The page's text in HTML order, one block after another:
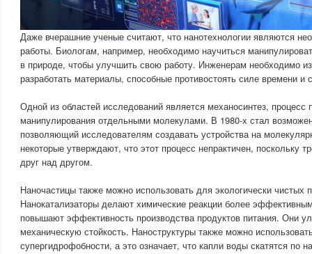
Даже вчерашние ученые считают, что нанотехнологии являются
работы. Биологам, например, необходимо научиться
в природе, чтобы улучшить свою работу. Инженерам необходимо
разработать материалы, способные противостоять силе времени и
Одной из областей исследований является механосинтез,
манипулирования отдельными молекулами. В 1980-х стал
позволяющий исследователям создавать устройства на
некоторые утверждают, что этот процесс непрактичен, поскольку
друг над другом.
Наночастицы также можно использовать для экологически чистых
Нанокатализаторы делают химические реакции более
повышают эффективность производства продуктов питания. Они
механическую стойкость. Наноструктуры также можно
супергидрофобности, а это означает, что капли воды скатятся по